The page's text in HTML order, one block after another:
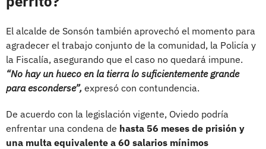
El alcalde de Sonsón también aprovechó el momento para
agradecer el trabajo conjunto de la comunidad, la Policía y
la Fiscalía, asegurando que el caso no quedará impune.
“No hay un hueco en la tierra lo suficientemente grande
para esconderse”, expresó con contundencia.
De acuerdo con la legislación vigente, Oviedo podría
enfrentar una condena de hasta 56 meses de prisión y
una multa equivalente a 60 salarios mínimos